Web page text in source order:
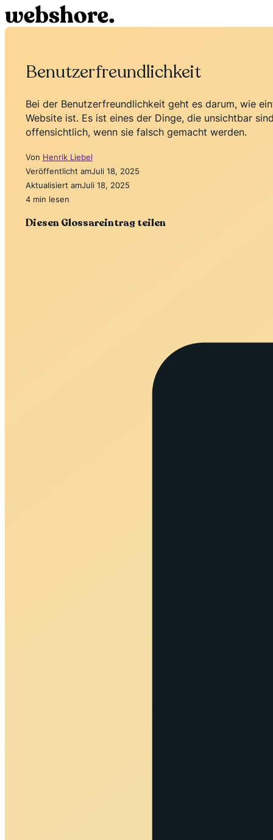
Benutzerfreundlichkeit
Bei der Benutzerfreundlichkeit geht es darum, wie
Website ist. Es ist eines der Dinge, die unsichtbar
offensichtlich, wenn sie falsch gemacht werden.
Von Henrik Liebel
Veröffentlicht amJuli 18, 2025
Aktualisiert amJuli 18, 2025
4 min lesen
Diesen Glossareintrag teilen